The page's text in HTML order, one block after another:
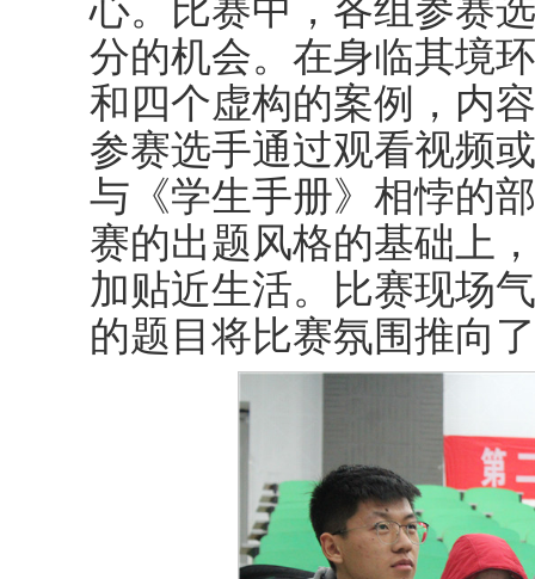
心。比赛中，各组参赛
分的机会。在身临其境
和四个虚构的案例，内
参赛选手通过观看视频
与《学生手册》相悖的
赛的出题风格的基础上
加贴近生活。比赛现场
的题目将比赛氛围推向